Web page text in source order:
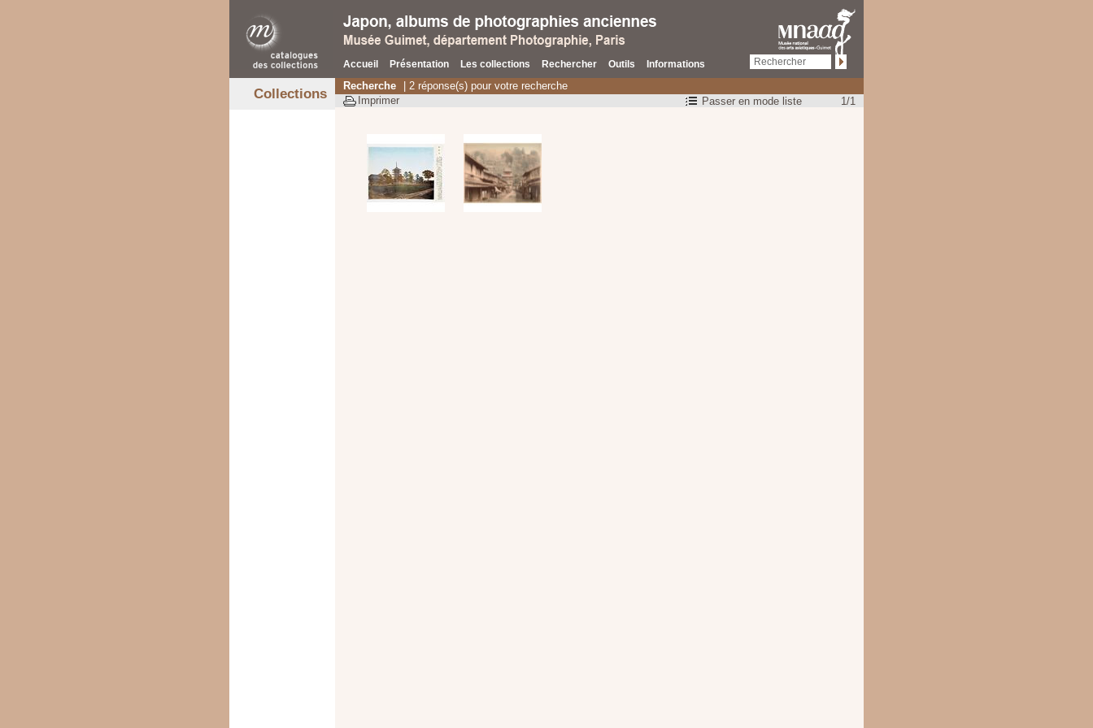
Accueil Présentation Les collections Rechercher Outils Informations
Collections
Recherche
| 2 réponse(s) pour votre recherche
1/1
Passer en mode liste
Imprimer